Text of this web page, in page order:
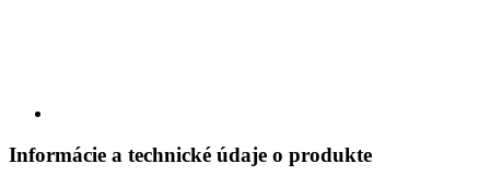
Informácie a technické údaje o produkte